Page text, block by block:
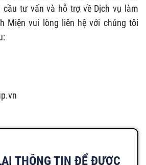
tư vấn và hỗ trợ về Dịch vụ làm
Miện vui lòng liên hệ với chúng tôi
THÔNG TIN ĐỂ ĐƯỢC